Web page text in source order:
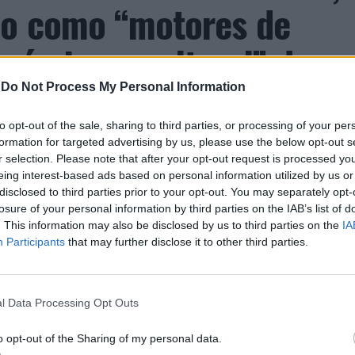
Do Not Process My Personal Information
opt-out of the sale, sharing to third parties, or processing of your
for targeted advertising by us, please use the below opt-out
selection. Please note that after your opt-out request is processed
interest-based ads based on personal information utilized by us
to third parties prior to your opt-out. You may separately
of your personal information by third parties on the IAB’s list of
This information may also be disclosed by us to third parties on the
Participants that may further disclose it to other third parties.
Data Processing Opt Outs
opt-out of the Sharing of my personal data.
como “motores de
e cultural” do
de Portugal, acolhe, nos dias 4 e 5 de setembro,
Branco (CCCCB), a primeira edição da
organizada pela Câmara Municipal de
e Cultura, e integrada na programação do
entre 3 e 6 de setembro.